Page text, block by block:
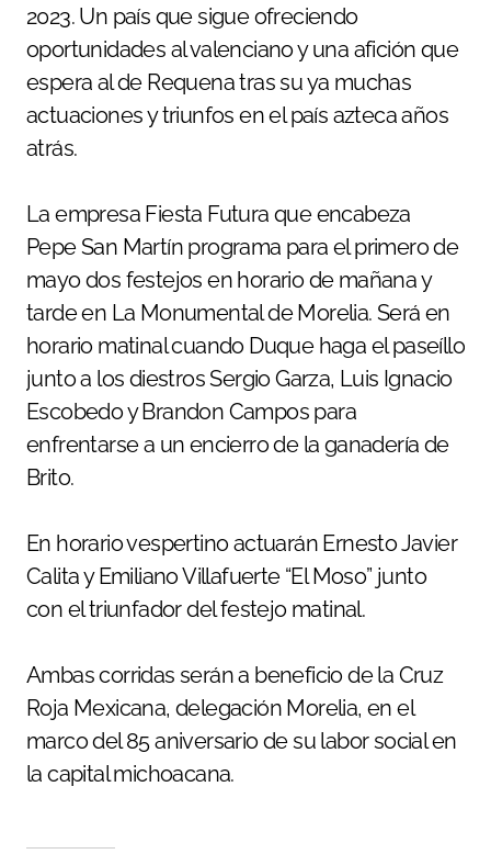
2023. Un país que sigue ofreciendo
oportunidades al valenciano y una afición que
espera al de Requena tras su ya muchas
actuaciones y triunfos en el país azteca años
atrás.
La empresa Fiesta Futura que encabeza
Pepe San Martín programa para el primero de
mayo dos festejos en horario de mañana y
tarde en La Monumental de Morelia. Será en
horario matinal cuando Duque haga el paseíllo
junto a los diestros Sergio Garza, Luis Ignacio
Escobedo y Brandon Campos para
enfrentarse a un encierro de la ganadería de
Brito.
En horario vespertino actuarán Ernesto Javier
Calita y Emiliano Villafuerte “El Moso” junto
con el triunfador del festejo matinal.
Ambas corridas serán a beneficio de la Cruz
Roja Mexicana, delegación Morelia, en el
marco del 85 aniversario de su labor social en
la capital michoacana.